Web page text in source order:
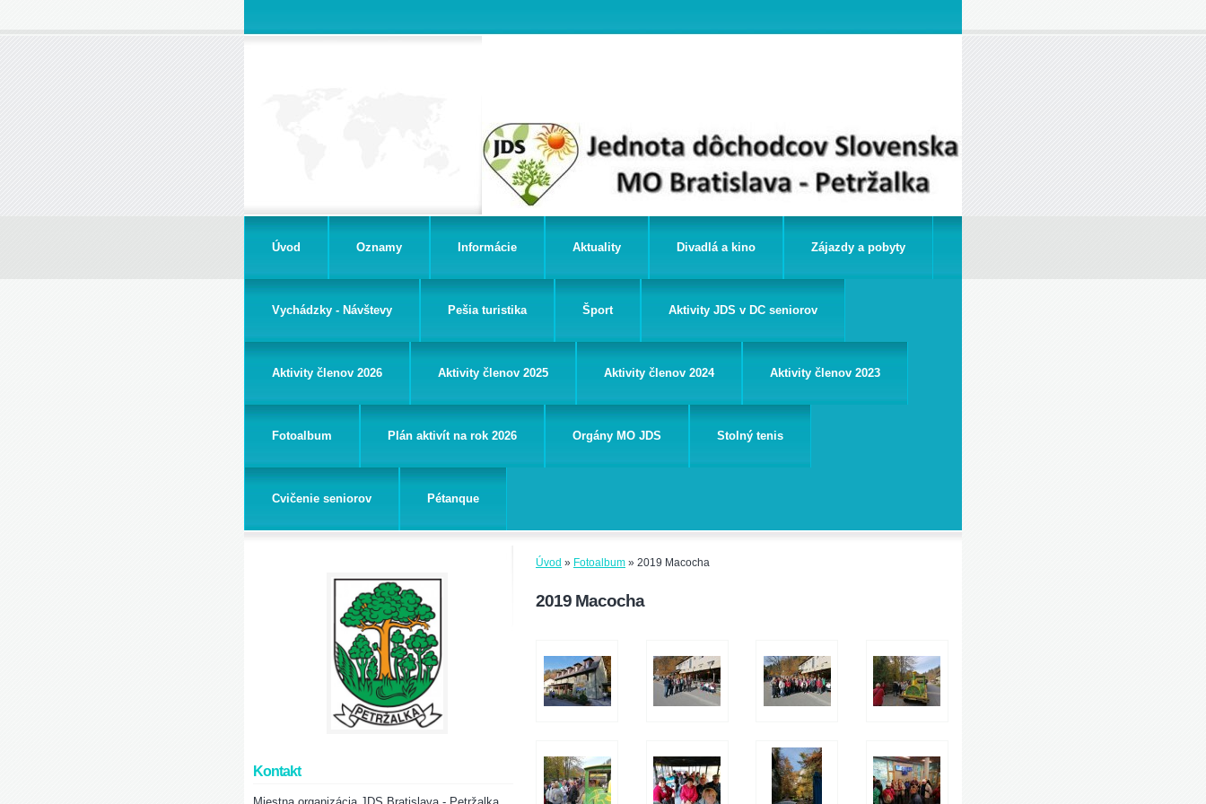
Úvod Oznamy Informácie Aktuality Divadlá a kino Zájazdy a pobyty
Vychádzky - Návštevy Pešia turistika Šport Aktivity JDS v DC seniorov
Aktivity členov 2026 Aktivity členov 2025 Aktivity členov 2024 Aktivity členov 2023
Fotoalbum Plán aktivít na rok 2026 Orgány MO JDS Stolný tenis
Cvičenie seniorov Pétanque
Úvod » Fotoalbum » 2019 Macocha
2019 Macocha
Kontakt